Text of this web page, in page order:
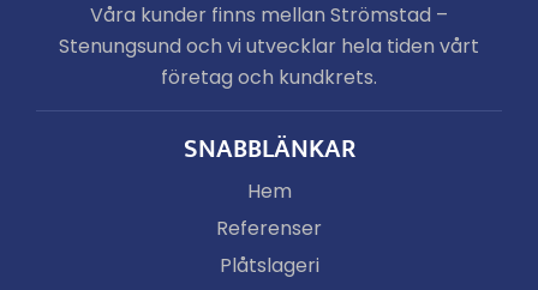
Våra kunder finns mellan Strömstad –
Stenungsund och vi utvecklar hela tiden vårt
företag och kundkrets.
SNABBLÄNKAR
Hem
Referenser
Plåtslageri